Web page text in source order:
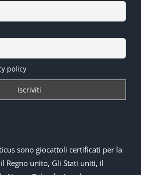
policy
sono giocattoli certificati per la
Regno unito, Gli Stati uniti, il